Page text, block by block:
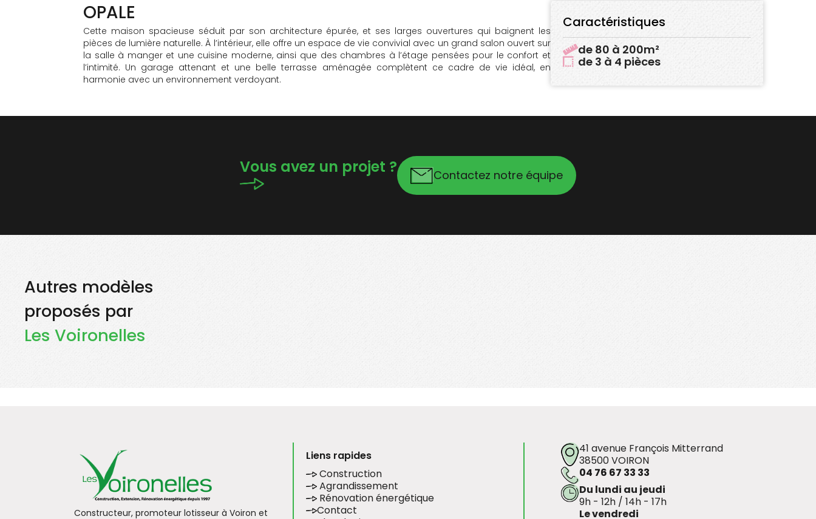
Caractéristiques
de 80 à 200m²
de 3 à 4 pièces
OPALE
Cette maison spacieuse séduit par son architecture épurée, et ses larges ouvertures qui baignent les
pièces de lumière naturelle. À l’intérieur, elle offre un espace de vie convivial avec un grand salon ouvert sur
la salle à manger et une cuisine moderne, ainsi que des chambres à l’étage pensées pour le confort et
l’intimité. Un garage attenant et une belle terrasse aménagée complètent ce cadre de vie idéal, en
harmonie avec un environnement verdoyant.
Vous avez un projet ? Contactez notre équipe
Autres modèles
proposés par
Les Voironelles
Constructeur, promoteur lotisseur à Voiron et
Liens rapides
Construction
Agrandissement
Rénovation énergétique
Contact
41 avenue François Mitterrand
38500 VOIRON
04 76 67 33 33
Du lundi au jeudi
9h - 12h / 14h - 17h
Le vendredi